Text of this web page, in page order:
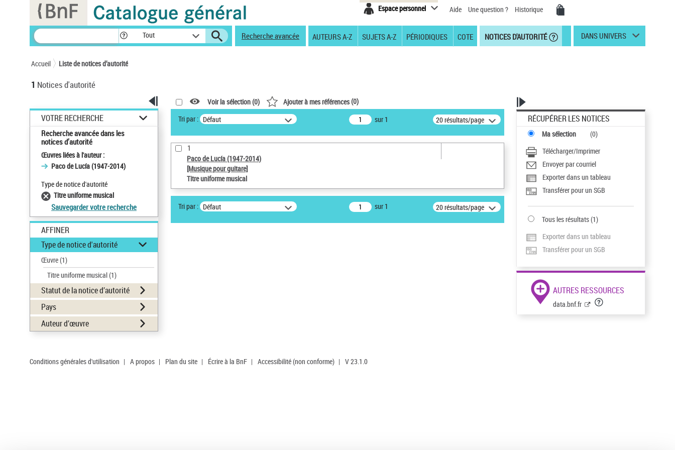
Espace personnel Aide Une question ? Historique
Tout Recherche avancée AUTEURS A-Z SUJETS A-Z PÉRIODIQUES COTE NOTICES D'AUTORITÉ DANS UNIVERS
Accueil Liste de notices d’autorité
1 Notices d'autorité
VOTRE RECHERCHE
Recherche avancée dans les
notices d’autorité
Œuvres liées à l'auteur :
Paco de Lucía (1947-2014)
Type de notice d'autorité
Titre uniforme musical
Sauvegarder votre recherche
AFFINER
Type de notice d'autorité
Œuvre(1)
Titre uniforme musical(1)
Statut de la notice d’autorité
Pays
Auteur d’œuvre
Voir la sélection (0) Ajouter à mes références(0)
Tri par : Défaut sur 1 20 résultats/page
1
Paco de Lucía (1947-2014)
[Musique pour guitare]
Titre uniforme musical
Tri par : Défaut sur 1 20 résultats/page
RÉCUPÉRER LES NOTICES
Ma sélection (0)
Télécharger/Imprimer
Envoyer par courriel
Exporter dans un tableau
Transférer pour un SGB
Tous les résultats(1)
Exporter dans un tableau
Transférer pour un SGB
AUTRES RESSOURCES
data.bnf.fr
Conditions générales d'utilisation | A propos | Plan du site | Écrire à la BnF | Accessibilité (non conforme) | V 23.1.0
Panneau de gestion des cookies